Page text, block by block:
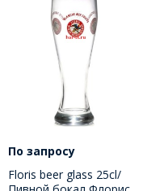
По запросу
Floris beer glass 25cl/